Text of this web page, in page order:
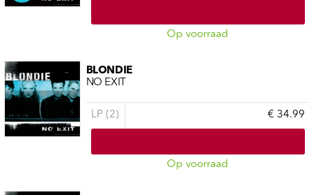
Op voorraad
BLONDIE
NO EXIT
LP (2) € 34.99
Op voorraad